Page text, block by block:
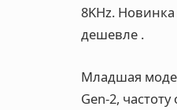
8KHz.
дешевле .
Младшая
Gen-2,